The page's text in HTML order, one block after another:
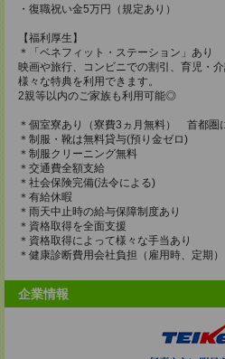
・復職祝い金5万円（規定あり）
【福利厚生】
＊「ベネフィット・ステーション」あり
映画や旅行、コンビニでの割引、育児・
様々な特典を利用できます。
2親等以内のご家族も利用可能◎
＊個室寮あり（寮費3ヵ月無料） 首都圏
＊制服・靴は無料貸与(預り金ゼロ)
＊制服クリーニング無料
＊交通費全額支給
＊社会保険完備(法令による)
＊有給休暇
＊雨天中止時の給与保障制度あり
＊資格取得を全面支援
＊資格取得によって様々な手当あり
＊健康診断費用会社負担（雇用時、定期）
企業情報